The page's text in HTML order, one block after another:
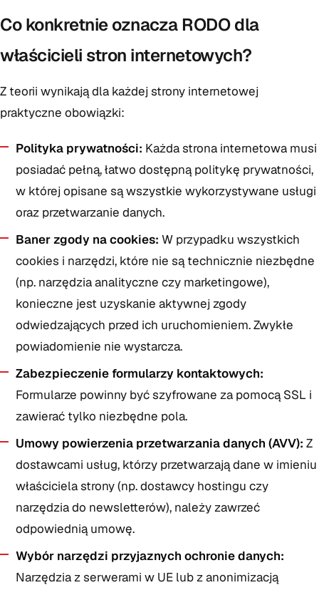
Co konkretnie oznacza RODO dla
właścicieli stron internetowych?
Z teorii wynikają dla każdej strony internetowej
praktyczne obowiązki:
Polityka prywatności: Każda strona internetowa musi
posiadać pełną, łatwo dostępną politykę prywatności,
w której opisane są wszystkie wykorzystywane usługi
oraz przetwarzanie danych.
Baner zgody na cookies: W przypadku wszystkich
cookies i narzędzi, które nie są technicznie niezbędne
(np. narzędzia analityczne czy marketingowe),
konieczne jest uzyskanie aktywnej zgody
odwiedzających przed ich uruchomieniem. Zwykłe
powiadomienie nie wystarcza.
Zabezpieczenie formularzy kontaktowych:
Formularze powinny być szyfrowane za pomocą SSL i
zawierać tylko niezbędne pola.
Umowy powierzenia przetwarzania danych (AVV): Z
dostawcami usług, którzy przetwarzają dane w imieniu
właściciela strony (np. dostawcy hostingu czy
narzędzia do newsletterów), należy zawrzeć
odpowiednią umowę.
Wybór narzędzi przyjaznych ochronie danych:
Narzędzia z serwerami w UE lub z anonimizacją